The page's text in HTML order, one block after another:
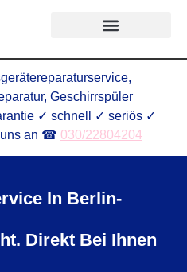
Geschirrspüler
✓ schnell ✓ seriös ✓
uns an ☎ 030/22804204
In Berlin-
Direkt Bei Ihnen